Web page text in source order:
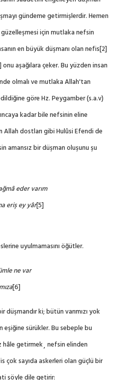
gündeme getirmişlerdir. Hemen
için mutlaka nefsin
en büyük düşmanı olan nefis[2]
onu aşağılara çeker. Bu yüzden insan
olmalı ve mutlaka Allah'tan
göre Hz. Peygamber (s.a.v)
kadar bile nefsinin eline
Allah dostları gibi Hulûsi Efendi de
amansız bir düşman oluşunu şu
eder varım
eriş ey yâr[5]
uyulmamasını öğütler.
ne var
[6]
ki; bütün varımızı yok
eşiğine sürükler. Bu sebeple bu
getirmek¸ nefsin elinden
çok sayıda askerleri olan güçlü bir
şöyle dile getirir: